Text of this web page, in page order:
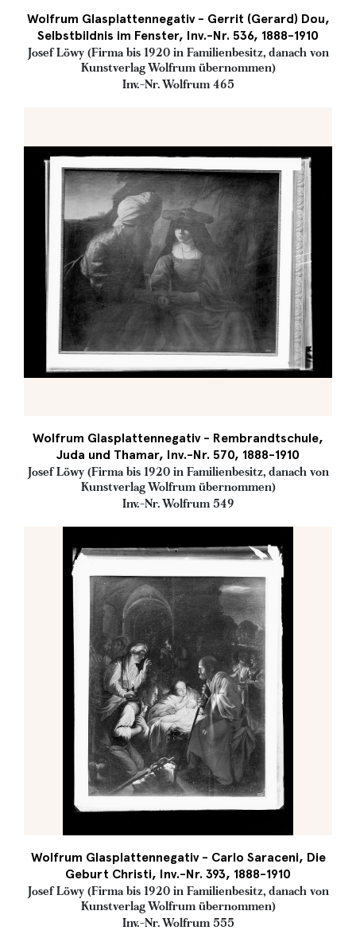
Wolfrum Glasplattennegativ - Gerrit (Gerard) Dou,
Selbstbildnis im Fenster, Inv.-Nr. 536, 1888-1910
Josef Löwy (Firma bis 1920 in Familienbesitz, danach von
Kunstverlag Wolfrum übernommen)
Inv.-Nr. Wolfrum 465
Wolfrum Glasplattennegativ - Rembrandtschule,
Juda und Thamar, Inv.-Nr. 570, 1888-1910
Josef Löwy (Firma bis 1920 in Familienbesitz, danach von
Kunstverlag Wolfrum übernommen)
Inv.-Nr. Wolfrum 549
Wolfrum Glasplattennegativ - Carlo Saraceni, Die
Geburt Christi, Inv.-Nr. 393, 1888-1910
Josef Löwy (Firma bis 1920 in Familienbesitz, danach von
Kunstverlag Wolfrum übernommen)
Inv.-Nr. Wolfrum 555